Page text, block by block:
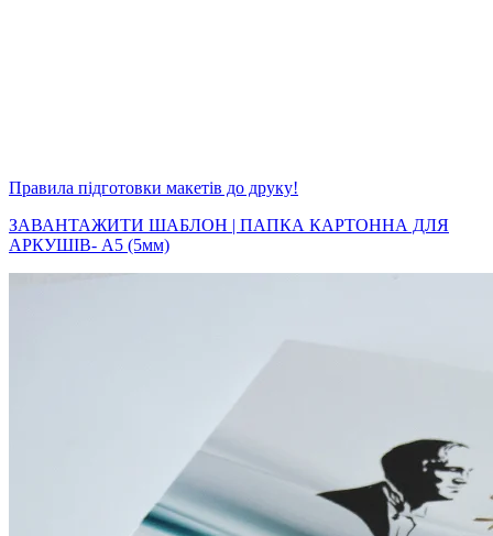
Правила підготовки макетів до друку!
ЗАВАНТАЖИТИ ШАБЛОН | ПАПКА КАРТОННА ДЛЯ
АРКУШІВ- А5 (5мм)